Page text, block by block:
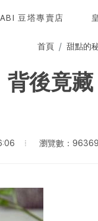
豆塔專賣店
首頁 甜點的
背後竟藏
瀏覽數：96369